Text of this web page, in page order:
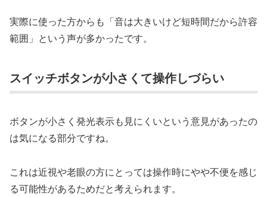
実際に使った方からも「音は大きいけど短時間だから許容
範囲」という声が多かったです。
スイッチボタンが小さくて操作しづらい
ボタンが小さく発光表示も見にくいという意見があったの
は気になる部分ですね。
これは近視や老眼の方にとっては操作時にやや不便を感じ
る可能性があるためだと考えられます。